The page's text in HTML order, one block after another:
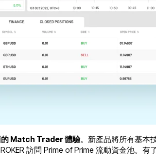
的 Match Trader 體驗。新產品將所有基本
訪問 Prime of Prime 流動資金池。